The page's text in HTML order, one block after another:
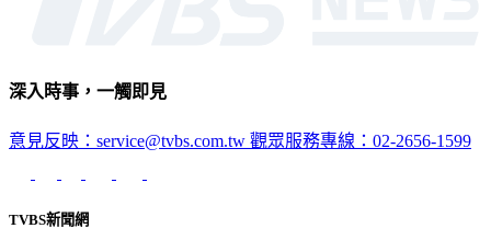
深入時事，一觸即見
意見反映：service@tvbs.com.tw 觀眾服務專線：02-2656-1599
TVBS新聞網